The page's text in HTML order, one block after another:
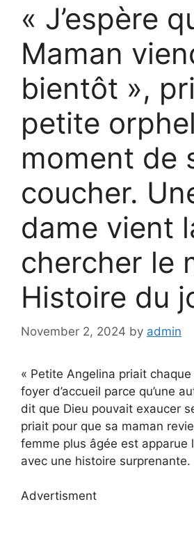
« J’espère
Maman
bientôt »,
petite
moment de
coucher.
dame vient
chercher le
Histoire du
November 2, 2024 by admin
« Petite Angelina priait
foyer d’accueil parce qu’une
dit que Dieu pouvait exaucer
priait pour que sa maman
femme plus âgée est apparue
avec une histoire surprenante.
Advertisment